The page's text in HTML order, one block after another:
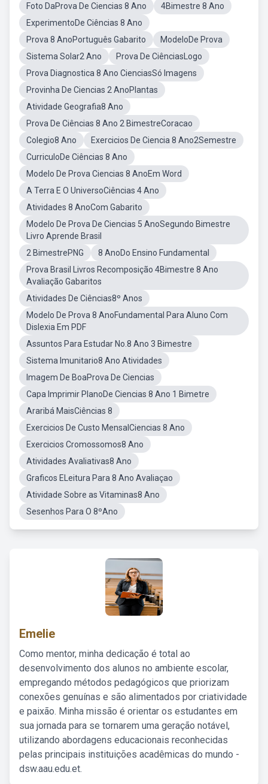
Foto DaProva De Ciencias 8 Ano
4Bimestre 8 Ano
ExperimentoDe Ciências 8 Ano
Prova 8 AnoPortuguês Gabarito
ModeloDe Prova
Sistema Solar2 Ano
Prova De CiênciasLogo
Prova Diagnostica 8 Ano CienciasSó Imagens
Provinha De Ciencias 2 AnoPlantas
Atividade Geografia8 Ano
Prova De Ciências 8 Ano 2 BimestreCoracao
Colegio8 Ano
Exercicios De Ciencia 8 Ano2Semestre
CurriculoDe Ciências 8 Ano
Modelo De Prova Ciencias 8 AnoEm Word
A Terra E O UniversoCiências 4 Ano
Atividades 8 AnoCom Gabarito
Modelo De Prova De Ciencias 5 AnoSegundo Bimestre
Livro Aprende Brasil
2 BimestrePNG
8 AnoDo Ensino Fundamental
Prova Brasil Livros Recomposição 4Bimestre 8 Ano
Avaliação Gabaritos
Atividades De Ciências8º Anos
Modelo De Prova 8 AnoFundamental Para Aluno Com
Dislexia Em PDF
Assuntos Para Estudar No.8 Ano 3 Bimestre
Sistema Imunitario8 Ano Atividades
Imagem De BoaProva De Ciencias
Capa Imprimir PlanoDe Ciencias 8 Ano 1 Bimetre
Araribá MaisCiências 8
Exercicios De Custo MensalCiencias 8 Ano
Exercicios Cromossomos8 Ano
Atividades Avaliativas8 Ano
Graficos ELeitura Para 8 Ano Avaliaçao
Atividade Sobre as Vitaminas8 Ano
Sesenhos Para O 8ºAno
Emelie
Como mentor, minha dedicação é total ao
desenvolvimento dos alunos no ambiente escolar,
empregando métodos pedagógicos que priorizam
conexões genuínas e são alimentados por criatividade
e paixão. Minha missão é orientar os estudantes em
sua jornada para se tornarem uma geração notável,
utilizando abordagens educacionais reconhecidas
pelas principais instituições acadêmicas do mundo -
dsw.aau.edu.et.